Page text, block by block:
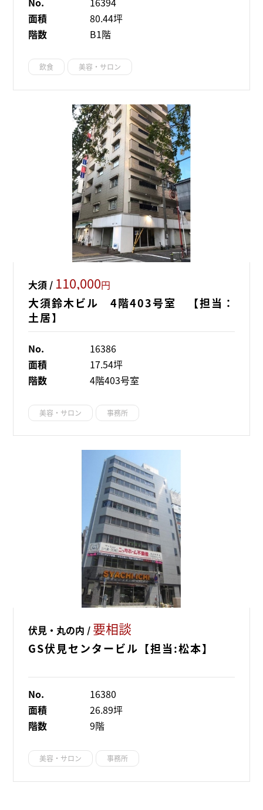
面積
80.44坪
階数
B1階
飲食 美容・サロン
大須 / 110,000円
大須鈴木ビル 4階403号室 【担当：
土居】
No.
16386
面積
17.54坪
階数
4階403号室
美容・サロン 事務所
伏見・丸の内 / 要相談
GS伏見センタービル【担当:松本】
No.
16380
面積
26.89坪
階数
9階
美容・サロン 事務所